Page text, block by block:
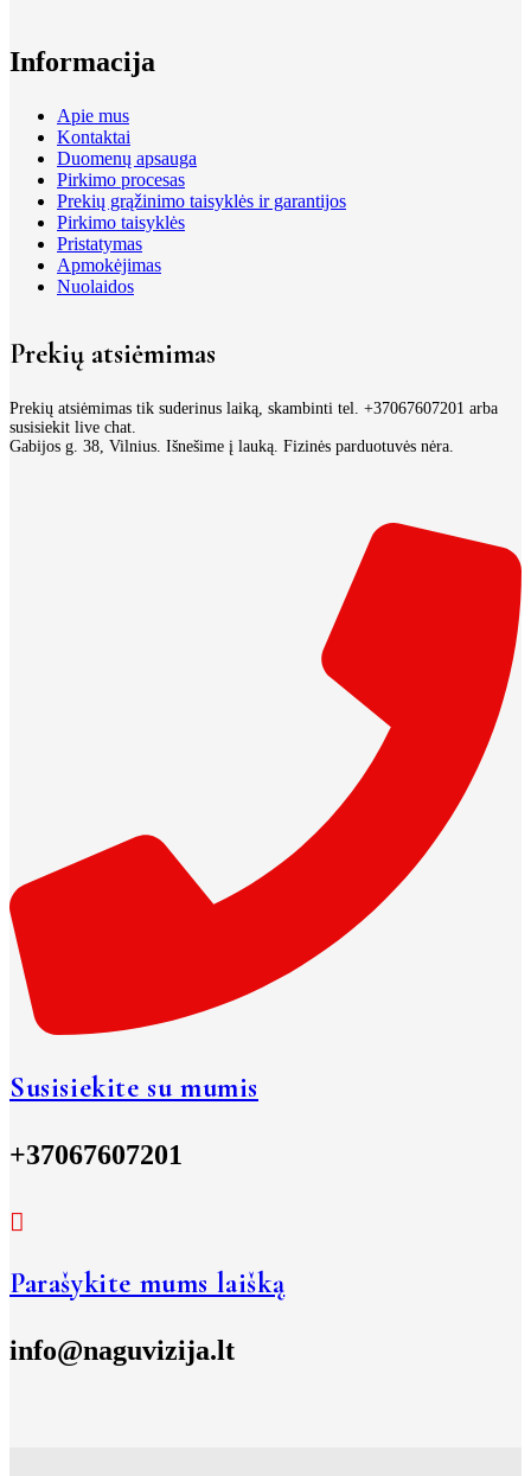
Informacija
Apie mus
Kontaktai
Duomenų apsauga
Pirkimo procesas
Prekių grąžinimo taisyklės ir garantijos
Pirkimo taisyklės
Pristatymas
Apmokėjimas
Nuolaidos
Prekių atsiėmimas
Prekių atsiėmimas tik suderinus laiką, skambinti tel. +37067607201 arba
susisiekit live chat.
Gabijos g. 38, Vilnius. Išnešime į lauką. Fizinės parduotuvės nėra.
Susisiekite su mumis
+37067607201
Parašykite mums laišką
info@naguvizija.lt